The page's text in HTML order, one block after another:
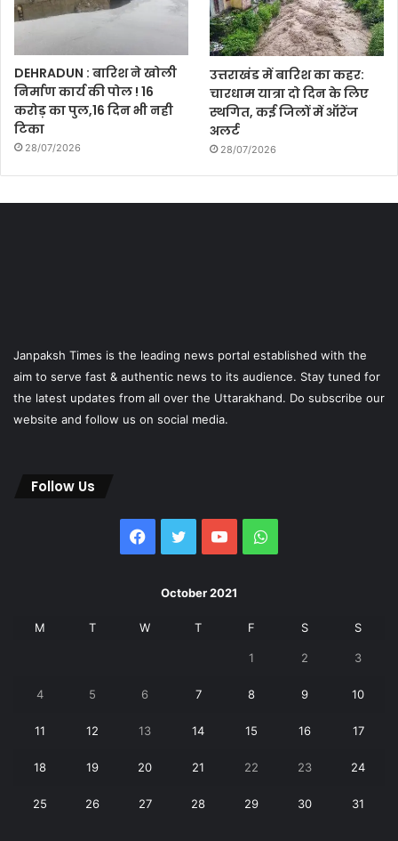
DEHRADUN : बारिश ने खोली
निर्माण कार्य की पोल ! 16
करोड़ का पुल,16 दिन भी नही
टिका
28/07/2026
उत्तराखंड में बारिश का कहर:
चारधाम यात्रा दो दिन के लिए
स्थगित, कई जिलों में ऑरेंज
अलर्ट
28/07/2026
Janpaksh Times is the leading news portal established with the
aim to serve fast & authentic news to its audience. Stay tuned for
the latest updates from all over the Uttarakhand. Do subscribe our
website and follow us on social media.
Follow Us
Facebook
Twitter YouTubeWhatsApp
October 2021
M T W T F S S
1 2 3
4 5 6 7 8 9 10
11 12 13 14 15 16 17
18 19 20 21 22 23 24
25 26 27 28 29 30 31